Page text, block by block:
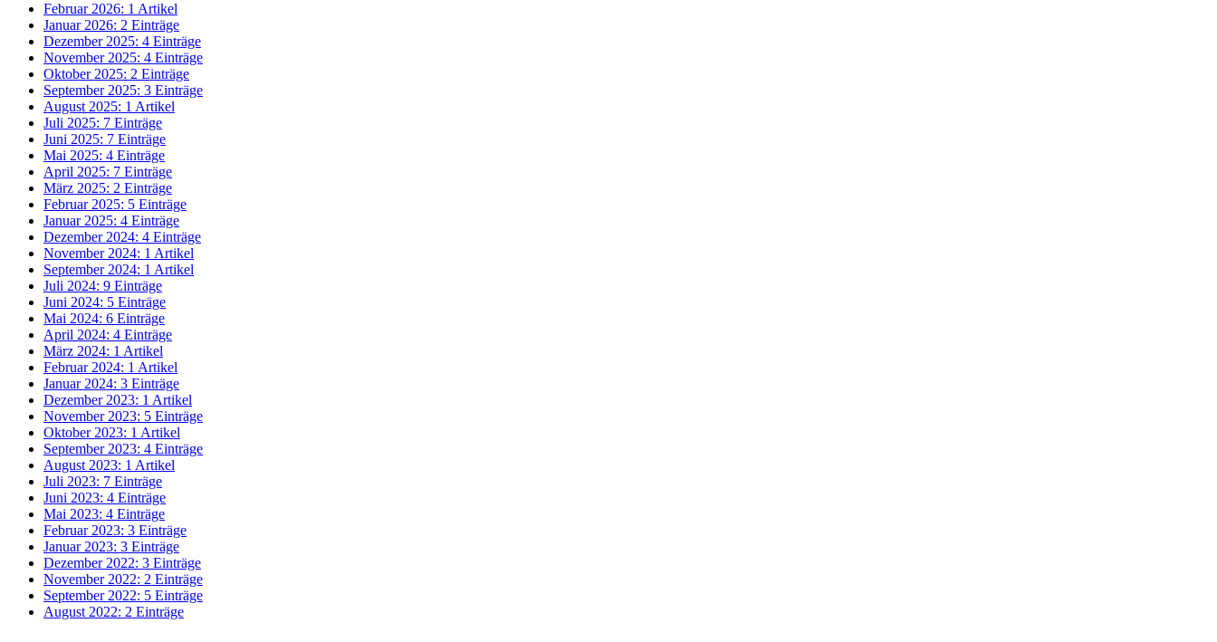
Februar 2026: 1 Artikel
Januar 2026: 2 Einträge
Dezember 2025: 4 Einträge
November 2025: 4 Einträge
Oktober 2025: 2 Einträge
September 2025: 3 Einträge
August 2025: 1 Artikel
Juli 2025: 7 Einträge
Juni 2025: 7 Einträge
Mai 2025: 4 Einträge
April 2025: 7 Einträge
März 2025: 2 Einträge
Februar 2025: 5 Einträge
Januar 2025: 4 Einträge
Dezember 2024: 4 Einträge
November 2024: 1 Artikel
September 2024: 1 Artikel
Juli 2024: 9 Einträge
Juni 2024: 5 Einträge
Mai 2024: 6 Einträge
April 2024: 4 Einträge
März 2024: 1 Artikel
Februar 2024: 1 Artikel
Januar 2024: 3 Einträge
Dezember 2023: 1 Artikel
November 2023: 5 Einträge
Oktober 2023: 1 Artikel
September 2023: 4 Einträge
August 2023: 1 Artikel
Juli 2023: 7 Einträge
Juni 2023: 4 Einträge
Mai 2023: 4 Einträge
Februar 2023: 3 Einträge
Januar 2023: 3 Einträge
Dezember 2022: 3 Einträge
November 2022: 2 Einträge
September 2022: 5 Einträge
August 2022: 2 Einträge